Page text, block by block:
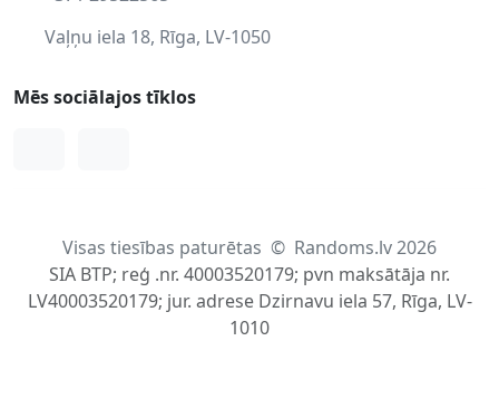
Vaļņu iela 18, Rīga, LV-1050
Mēs sociālajos tīklos
Visas tiesības paturētas © Randoms.lv 2026
SIA BTP; reģ .nr. 40003520179; pvn maksātāja nr.
LV40003520179; jur. adrese Dzirnavu iela 57, Rīga, LV-
1010